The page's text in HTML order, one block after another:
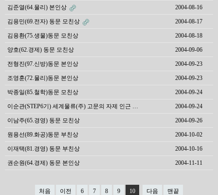
김준열(64.물리) 본인상 2004-08-16
김용민(69.전자) 동문 모친상 2004-08-17
김용환(75.생물)동문 모친상 2004-08-18
양호(62.경제) 동문 모친상 2004-09-06
전형진(97.신방)동문 본인상 2004-09-23
조영훈(72.물리)동문 본인상 2004-09-23
박종일(85.철학)동문 모친상 2004-09-24
이순관(STEP6기) 세계물류(주) 고문의 자제 인근 … 2004-09-24
이남주(65.경영) 동문 모친상 2004-09-26
원용선(89.화공)동문 부친상 2004-10-02
이재택(81.경영) 동문 부친상 2004-10-16
권순원(64.경제) 동문 본인상 2004-11-11
처음 이전 6 7 8 9 10 다음 맨끝